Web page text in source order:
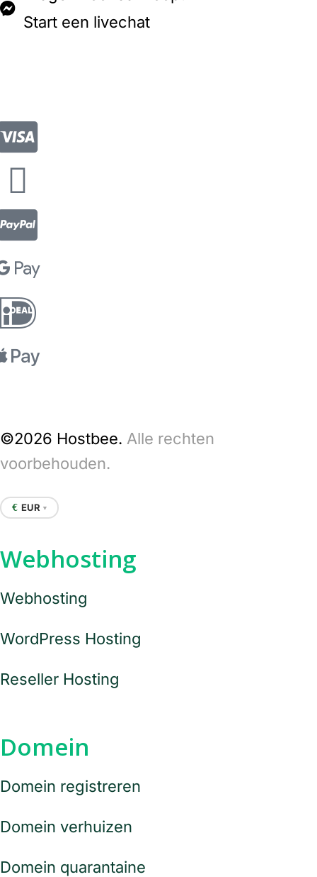
Start een livechat
©2026 Hostbee. Alle rechten
voorbehouden.
€ EUR ▼
Webhosting
Webhosting
WordPress Hosting
Reseller Hosting
Domein
Domein registreren
Domein verhuizen
Domein quarantaine